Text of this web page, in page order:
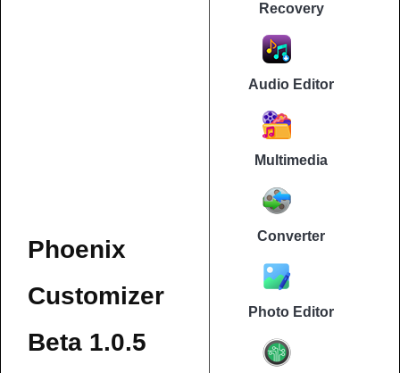
Phoenix
Customizer
Beta 1.0.5
Recovery
Audio Editor
Multimedia
Converter
Photo Editor